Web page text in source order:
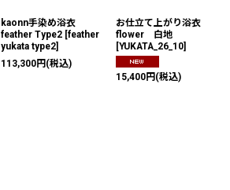
kaonn手染め浴衣
feather Type2 [feather
yukata type2]
113,300円 (税込)
お仕立て上がり浴衣
flower 白地
[YUKATA_26_10]
15,400円 (税込)